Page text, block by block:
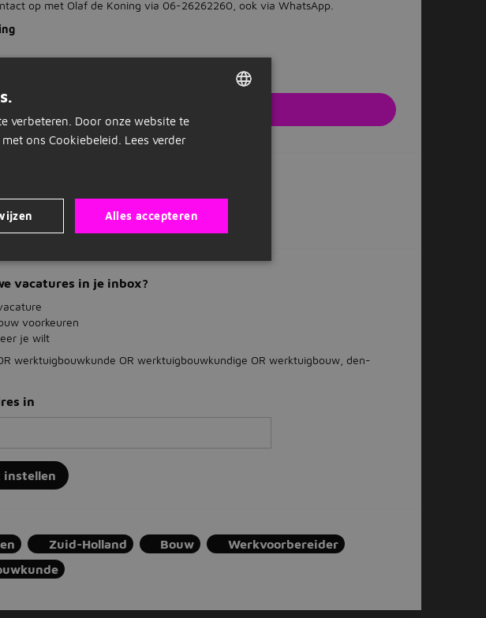
op met Olaf de Koning via 06-26262260, ook via WhatsApp.
Solliciteer op de website van de werkgever
vacatures in je inbox?
voorkeuren
je wilt
werktuigbouwkunde OR werktuigbouwkundige OR werktuigbouw, den-
in
instellen
Zuid-Holland Bouw
Werkvoorbereider
verbeteren. Door onze website te
ons Cookiebeleid. Lees verder
Alles accepteren